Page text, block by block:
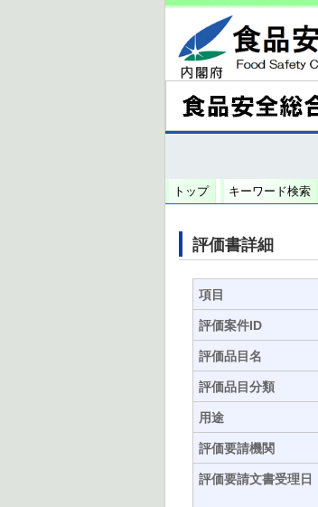
トップ キーワード検索
評価書詳細
項目
評価案件ID
評価品目名
評価品目分類
用途
評価要請機関
評価要請文書受理日